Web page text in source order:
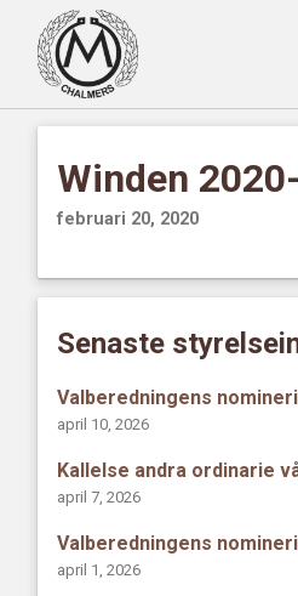
Winden
februari 20, 2020
Senaste
Valberedningens
april 10, 2026
Kallelse andra ordinarie
april 7, 2026
Valberedningens
april 1, 2026